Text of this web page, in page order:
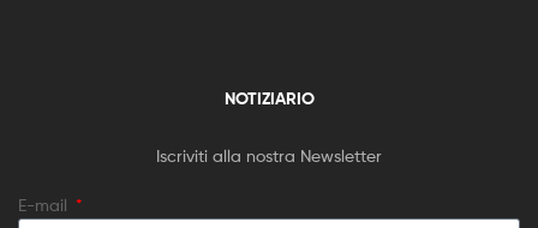
NOTIZIARIO
Iscriviti alla nostra Newsletter
E-mail